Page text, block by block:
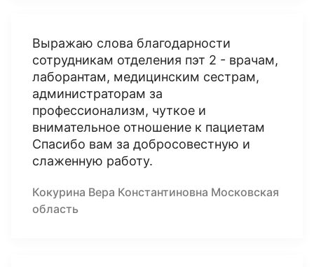
Выражаю слова благодарности
сотрудникам отделения пэт 2 - врачам,
лаборантам, медицинским сестрам,
администраторам за
профессионализм, чуткое и
внимательное отношение к пациетам
Спасибо вам за добросовестную и
слаженную работу.
Кокурина Вера Константиновна Московская
область